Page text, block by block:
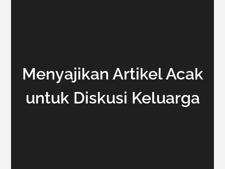
Menyajikan Artikel Acak
untuk Diskusi Keluarga